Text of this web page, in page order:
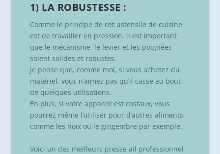
1) LA ROBUSTESSE :
Comme le principe de cet ustensile de cuisine
est de travailler en pression, il est important
que le mécanisme, le levier et les poignées
soient solides et robustes.
Je pense que, comme moi, si vous achetez du
matériel, vous n’aimez pas qu’il casse au bout
de quelques utilisations.
En plus, si votre appareil est costaux, vous
pourrez même l’utiliser pour d’autres aliments
comme les noix ou le gingembre par exemple.
Voici un des meilleurs presse ail professionnel